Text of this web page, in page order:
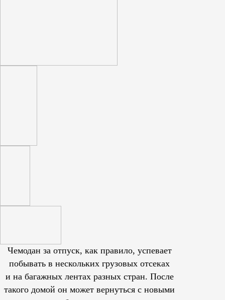
Чемодан за отпуск, как правило, успевает
побывать в нескольких грузовых отсеках
и на багажных лентах разных стран. После
такого домой он может вернуться с новыми